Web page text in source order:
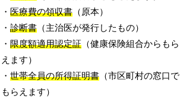
・医療費の領収書 （原本）
・診断書 （主治医が発行したもの）
・限度額適用認定証 （健康保険組合からもら
えます）
・世帯全員の所得証明書 （市区町村の窓口で
もらえます）